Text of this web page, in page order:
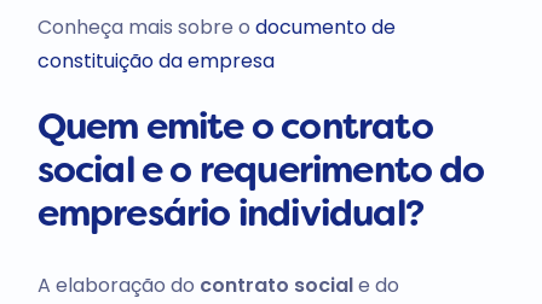
Conheça mais sobre o documento de
constituição da empresa
Quem emite o contrato
social e o requerimento do
empresário individual?
A elaboração do contrato sociale do